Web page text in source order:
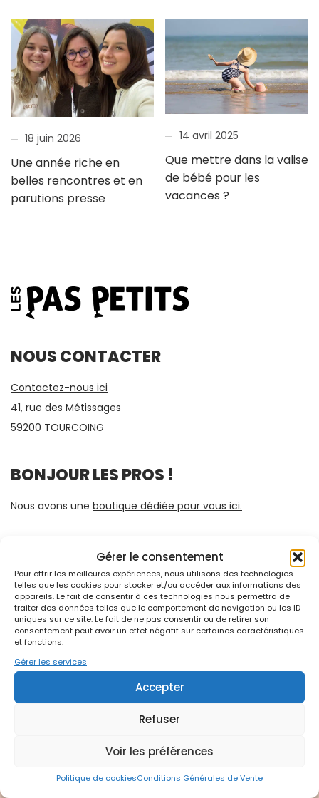
Gérer le consentement
Pour offrir les meilleures expériences, nous utilisons des technologies
telles que les cookies pour stocker et/ou accéder aux informations des
appareils. Le fait de consentir à ces technologies nous permettra de
traiter des données telles que le comportement de navigation ou les ID
uniques sur ce site. Le fait de ne pas consentir ou de retirer son
consentement peut avoir un effet négatif sur certaines caractéristiques
et fonctions.
Gérer les services
Accepter
Refuser
Voir les préférences
Politique de cookiesConditions Générales de Vente
18 juin 2026
Une année riche en
belles rencontres et en
parutions presse
14 avril 2025
Que mettre dans la valise
de bébé pour les
vacances ?
NOUS CONTACTER
Contactez-nous ici
41, rue des Métissages
59200 TOURCOING
BONJOUR LES PROS !
Nous avons une boutique dédiée pour vous ici.
SUIVEZ-NOUS !
Conditions Générales de Vente
Dossier de presse